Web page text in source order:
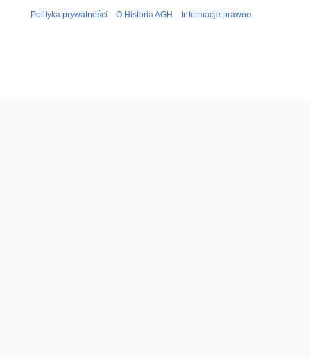
Polityka prywatności O Historia AGH Informacje prawne